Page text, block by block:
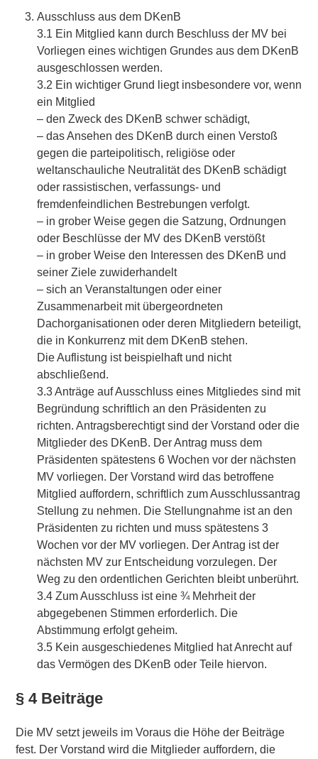
Ausschluss aus dem DKenB
3.1 Ein Mitglied kann durch Beschluss der MV bei
Vorliegen eines wichtigen Grundes aus dem DKenB
ausgeschlossen werden.
3.2 Ein wichtiger Grund liegt insbesondere vor, wenn
ein Mitglied
– den Zweck des DKenB schwer schädigt,
– das Ansehen des DKenB durch einen Verstoß
gegen die parteipolitisch, religiöse oder
weltanschauliche Neutralität des DKenB schädigt
oder rassistischen, verfassungs- und
fremdenfeindlichen Bestrebungen verfolgt.
– in grober Weise gegen die Satzung, Ordnungen
oder Beschlüsse der MV des DKenB verstößt
– in grober Weise den Interessen des DKenB und
seiner Ziele zuwiderhandelt
– sich an Veranstaltungen oder einer
Zusammenarbeit mit übergeordneten
Dachorganisationen oder deren Mitgliedern beteiligt,
die in Konkurrenz mit dem DKenB stehen.
Die Auflistung ist beispielhaft und nicht
abschließend.
3.3 Anträge auf Ausschluss eines Mitgliedes sind mit
Begründung schriftlich an den Präsidenten zu
richten. Antragsberechtigt sind der Vorstand oder die
Mitglieder des DKenB. Der Antrag muss dem
Präsidenten spätestens 6 Wochen vor der nächsten
MV vorliegen. Der Vorstand wird das betroffene
Mitglied auffordern, schriftlich zum Ausschlussantrag
Stellung zu nehmen. Die Stellungnahme ist an den
Präsidenten zu richten und muss spätestens 3
Wochen vor der MV vorliegen. Der Antrag ist der
nächsten MV zur Entscheidung vorzulegen. Der
Weg zu den ordentlichen Gerichten bleibt unberührt.
3.4 Zum Ausschluss ist eine ¾ Mehrheit der
abgegebenen Stimmen erforderlich. Die
Abstimmung erfolgt geheim.
3.5 Kein ausgeschiedenes Mitglied hat Anrecht auf
das Vermögen des DKenB oder Teile hiervon.
§ 4 Beiträge
Die MV setzt jeweils im Voraus die Höhe der Beiträge
fest. Der Vorstand wird die Mitglieder auffordern, die